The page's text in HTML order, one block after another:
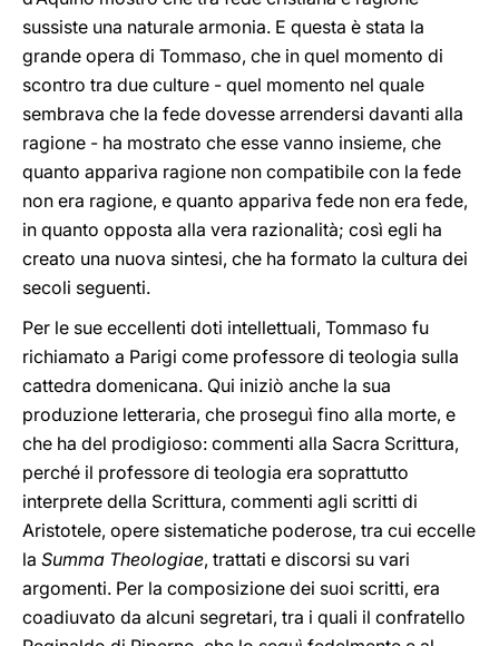
sussiste una naturale armonia. E questa è stata la
grande opera di Tommaso, che in quel momento di
scontro tra due culture - quel momento nel quale
sembrava che la fede dovesse arrendersi davanti alla
ragione - ha mostrato che esse vanno insieme, che
quanto appariva ragione non compatibile con la fede
non era ragione, e quanto appariva fede non era fede,
in quanto opposta alla vera razionalità; così egli ha
creato una nuova sintesi, che ha formato la cultura dei
secoli seguenti.
Per le sue eccellenti doti intellettuali, Tommaso fu
richiamato a Parigi come professore di teologia sulla
cattedra domenicana. Qui iniziò anche la sua
produzione letteraria, che proseguì fino alla morte, e
che ha del prodigioso: commenti alla Sacra Scrittura,
perché il professore di teologia era soprattutto
interprete della Scrittura, commenti agli scritti di
Aristotele, opere sistematiche poderose, tra cui eccelle
la Summa Theologiae, trattati e discorsi su vari
argomenti. Per la composizione dei suoi scritti, era
coadiuvato da alcuni segretari, tra i quali il confratello